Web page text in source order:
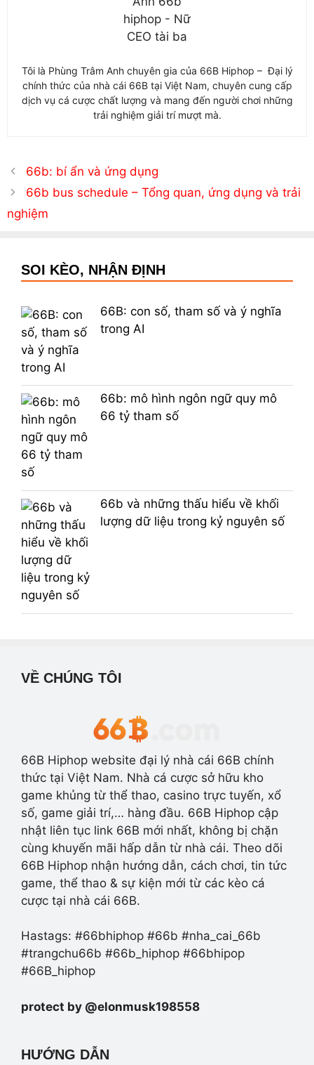
Tôi là Phùng Trâm Anh chuyên gia của 66B Hiphop – Đại lý
chính thức của nhà cái 66B tại Việt Nam, chuyên cung cấp
dịch vụ cá cược chất lượng và mang đến người chơi những
trải nghiệm giải trí mượt mà.
66b: bí ẩn và ứng dụng
66b bus schedule – Tổng quan, ứng dụng và trải
nghiệm
SOI KÈO, NHẬN ĐỊNH
66B: con số, tham số và ý nghĩa
trong AI
66b: mô hình ngôn ngữ quy mô
66 tỷ tham số
66b và những thấu hiểu về khối
lượng dữ liệu trong kỷ nguyên số
VỀ CHÚNG TÔI
66B Hiphop website đại lý nhà cái 66B chính
thức tại Việt Nam. Nhà cá cược sở hữu kho
game khủng từ thể thao, casino trực tuyến, xổ
số, game giải trí,… hàng đầu. 66B Hiphop cập
nhật liên tục link 66B mới nhất, không bị chặn
cùng khuyến mãi hấp dẫn từ nhà cái. Theo dõi
66B Hiphop nhận hướng dẫn, cách chơi, tin tức
game, thể thao & sự kiện mới từ các kèo cá
cược tại nhà cái 66B.
Hastags: #66bhiphop #66b #nha_cai_66b
#trangchu66b #66b_hiphop #66bhipop
#66B_hiphop
protect by @elonmusk198558
HƯỚNG DẪN